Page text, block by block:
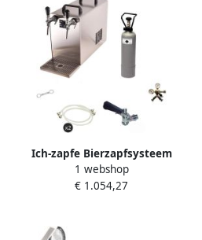
slangen
Ich-zapfe Bierzapfsysteem
STREAM 50 Compleetset 2-
weg Doorstroomkoeler 55 l
1 webshop
€ 1.054,27